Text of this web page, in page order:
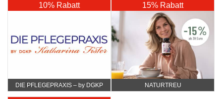
10% Rabatt
DIE PFLEGEPRAXIS – by DGKP
15% Rabatt
NATURTREU